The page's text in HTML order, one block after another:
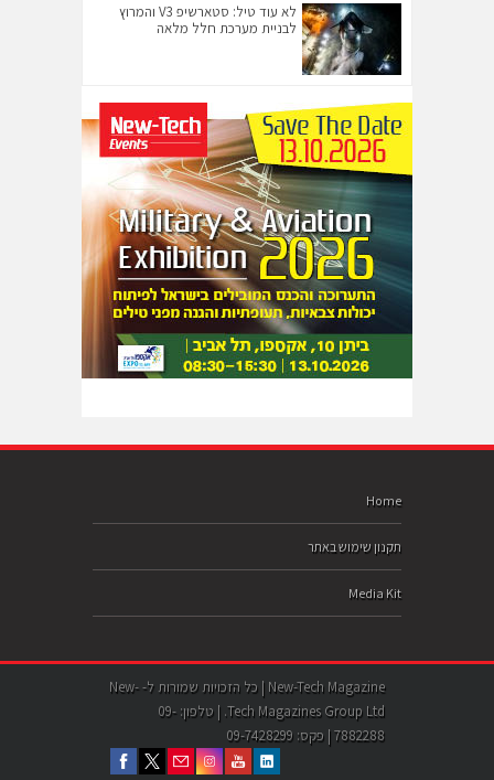
לא עוד טיל: סטארשיפ V3 והמרוץ
לבניית מערכת חלל מלאה
Home
תקנון שימוש באתר
Media Kit
New-Tech Magazine | כל הזכויות שמורות ל- New-
Tech Magazines Group Ltd. | טלפון: 09-
7882288 | פקס: 09-7428299